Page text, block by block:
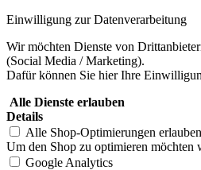
Einwilligung zur Datenverarbeitung
Wir möchten Dienste von
(Social Media / Marketing).
Dafür können Sie hier Ihre
Alle Dienste erlauben
Details
Alle Shop-Optimierungen erlauben
Um den Shop zu optimieren möchten
Google Analytics